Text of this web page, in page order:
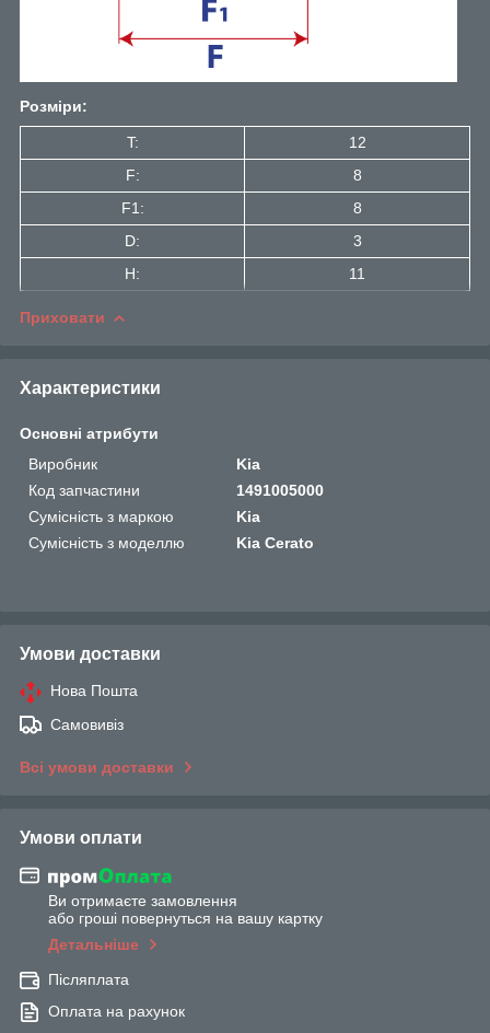
Розміри:
T:
12
F:
8
F1:
8
D:
3
H:
11
Приховати
Характеристики
Основні атрибути
Виробник
Kia
Код запчастини
1491005000
Сумісність з маркою
Kia
Сумісність з моделлю
Kia Cerato
Умови доставки
Нова Пошта
Самовивіз
Всі умови доставки
Умови оплати
Ви отримаєте замовлення
або гроші повернуться на вашу картку
Детальніше
Післяплата
Оплата на рахунок